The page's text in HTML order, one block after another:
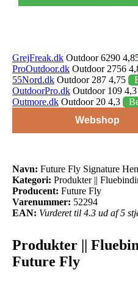
GrejFreak.dk Outdoor 6290
ProOutdoor.dk Outdoor 2756
55Nord.dk Outdoor 287 4,75
OutdoorPro.dk Outdoor 109 4,3
Outmore.dk Outdoor 20 4,3
Webshop
Navn: Future Fly Signature
Kategori: Produkter ||
Producent: Future Fly
Varenummer: 52294
EAN: Vurderet til 4.3 ud af 5
Produkter ||
Future Fly